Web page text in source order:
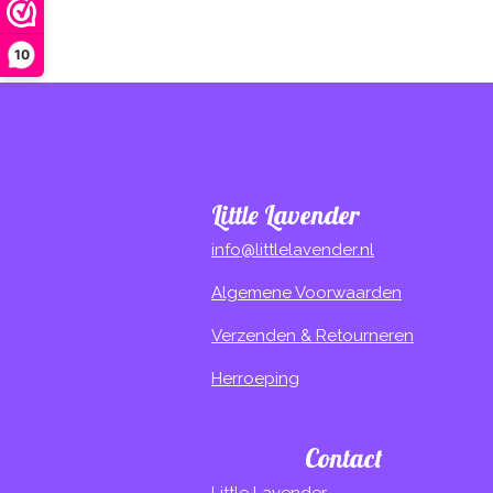
10
Little Lavender
info@littlelavender.nl
Algemene Voorwaarden
Verzenden & Retourneren
Herroeping
Contact